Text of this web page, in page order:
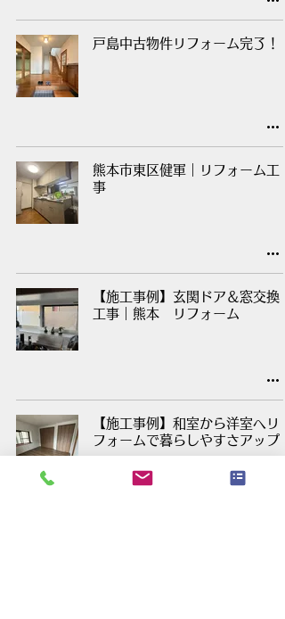
戸島中古物件リフォーム完了！
熊本市東区健軍｜リフォーム工
事
【施工事例】玄関ドア＆窓交換
工事｜熊本 リフォーム
【施工事例】和室から洋室へリ
フォームで暮らしやすさアップ